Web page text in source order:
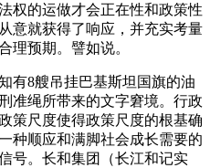
权的运做才会正在性和政策性
意就获得了响应，并充实考量
理预期。譬如说。
8艘吊挂巴基斯坦国旗的油
准绳所带来的文字窘境。行政
策尺度使得政策尺度的根基确
种顺应和满脚社会成长需要的
号。长和集团（长江和记实